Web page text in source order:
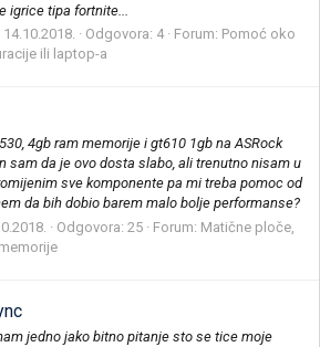
igrice tipa fortnite...
14.10.2018. Odgovora: 4 Forum: Pomoć oko
ili laptop-a
4gb ram memorije i gt610 1gb na ASRock
sam da je ovo dosta slabo, ali trenutno nisam u
sve komponente pa mi treba pomoc od
da bih dobio barem malo bolje performanse?
Odgovora: 25 Forum: Matične ploče,
jedno jako bitno pitanje sto se tice moje